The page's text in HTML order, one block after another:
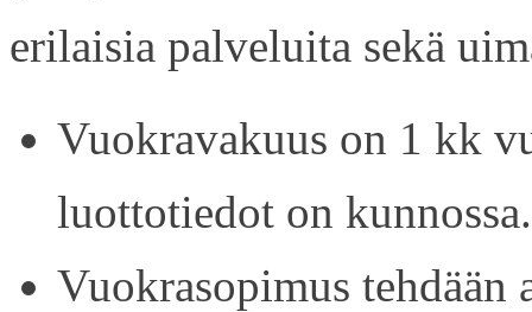
erilaisia palveluita sekä
Vuokravakuus on 1 kk
luottotiedot on kunnossa.
Vuokrasopimus tehdään